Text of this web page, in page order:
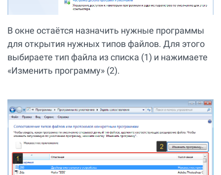
В окне остаётся назначить нужные программы
для открытия нужных типов файлов. Для этого
выбираете тип файла из списка (1) и нажимаете
«Изменить программу» (2).